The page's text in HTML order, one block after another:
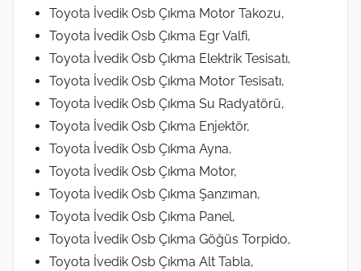
Toyota İvedik Osb Çıkma Motor Takozu,
Toyota İvedik Osb Çıkma Egr Valfi,
Toyota İvedik Osb Çıkma Elektrik Tesisatı,
Toyota İvedik Osb Çıkma Motor Tesisatı,
Toyota İvedik Osb Çıkma Su Radyatörü,
Toyota İvedik Osb Çıkma Enjektör,
Toyota İvedik Osb Çıkma Ayna,
Toyota İvedik Osb Çıkma Motor,
Toyota İvedik Osb Çıkma Şanzıman,
Toyota İvedik Osb Çıkma Panel,
Toyota İvedik Osb Çıkma Göğüs Torpido,
Toyota İvedik Osb Çıkma Alt Tabla,